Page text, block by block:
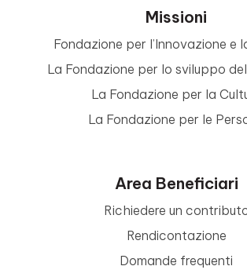
Missioni
Fondazione per l’Innovazione e
La Fondazione per lo sviluppo
La Fondazione per la
La Fondazione per le
Area Beneficiari
Richiedere un
Rendicontazione
Domande frequenti